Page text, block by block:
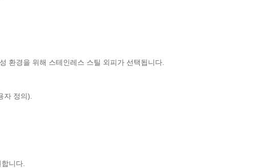
환경을 위해 스테인레스 스틸 외피가 선택됩니다.
자 정의).
니다.